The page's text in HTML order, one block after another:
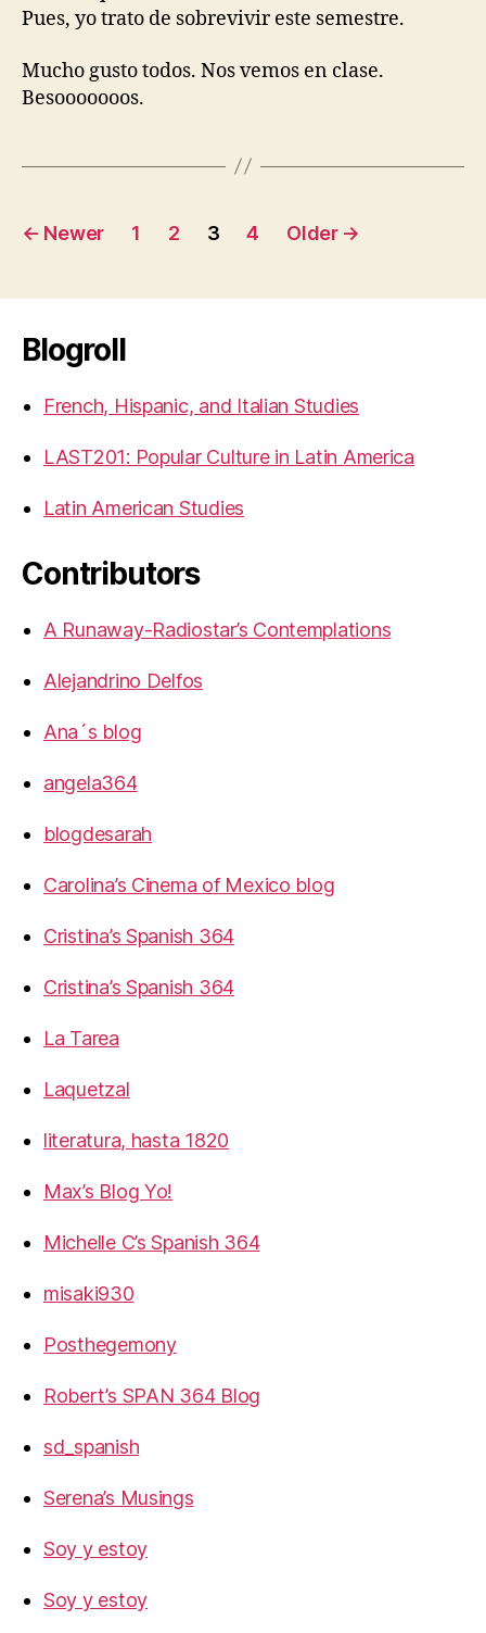
Pues, yo trato de sobrevivir este semestre.
Mucho gusto todos. Nos vemos en clase.
Besooooooos.
Posts
← Newer 1 2 3 4 Older →
Blogroll
French, Hispanic, and Italian Studies
LAST201: Popular Culture in Latin America
Latin American Studies
Contributors
A Runaway-Radiostar’s Contemplations
Alejandrino Delfos
Ana´s blog
angela364
blogdesarah
Carolina’s Cinema of Mexico blog
Cristina’s Spanish 364
Cristina’s Spanish 364
La Tarea
Laquetzal
literatura, hasta 1820
Max’s Blog Yo!
Michelle C’s Spanish 364
misaki930
Posthegemony
Robert’s SPAN 364 Blog
sd_spanish
Serena’s Musings
Soy y estoy
Soy y estoy